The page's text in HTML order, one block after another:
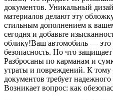
документов. Уникальный
материалов делают эту
стильным дополнением к
сегодня и добавьте
облику!Ваш автомобиль — это
безопасность. Но что
Разбросаны по карманам и
утраты и повреждений. К тому
документов требует
Возникает вопрос: как